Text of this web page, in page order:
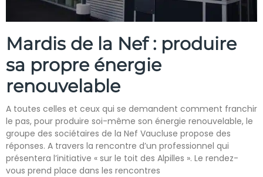
Mardis de la Nef : produire
sa propre énergie
renouvelable
A toutes celles et ceux qui se demandent comment franchir
le pas, pour produire soi-même son énergie renouvelable, le
groupe des sociétaires de la Nef Vaucluse propose des
réponses. A travers la rencontre d’un professionnel qui
présentera l’initiative « sur le toit des Alpilles ». Le rendez-
vous prend place dans les rencontres